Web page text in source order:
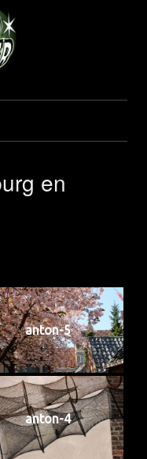
en
anton-5
anton-4